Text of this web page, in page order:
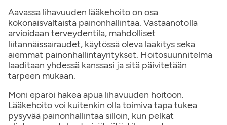
Aavassa lihavuuden lääkehoito on osa
kokonaisvaltaista painonhallintaa. Vastaanotolla
arvioidaan terveydentila, mahdolliset
liitännäissairaudet, käytössä oleva lääkitys sekä
aiemmat painonhallintayritykset. Hoitosuunnitelma
laaditaan yhdessä kanssasi ja sitä päivitetään
tarpeen mukaan.
Moni epäröi hakea apua lihavuuden hoitoon.
Lääkehoito voi kuitenkin olla toimiva tapa tukea
pysyvää painonhallintaa silloin, kun pelkät